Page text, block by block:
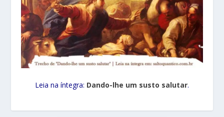
Leia na íntegra: Dando-lhe um susto salutar.